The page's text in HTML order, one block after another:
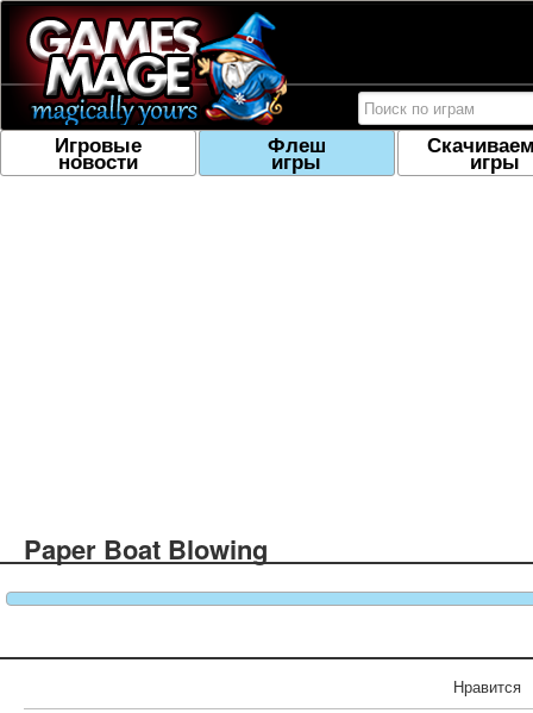
Игровые
новости
Флеш
игры игры
Paper Boat Blowing
Нравится